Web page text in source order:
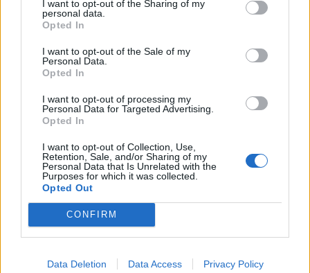
I want to opt-out of the Sharing of my
personal data.
Opted In
I want to opt-out of the Sale of my
Personal Data.
Opted In
I want to opt-out of processing my
Personal Data for Targeted Advertising.
Opted In
I want to opt-out of Collection, Use,
Retention, Sale, and/or Sharing of my
Personal Data that Is Unrelated with the
Purposes for which it was collected.
Opted Out
CONFIRM
Data Deletion Data Access Privacy Policy
00:00
Leonardo Maria Del Vecchio dall'ex compagna
in ospedale. Le dichiarazioni ai giornalisti